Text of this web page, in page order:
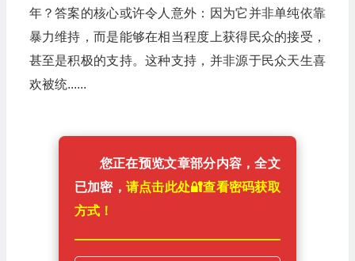
年？答案的核心或许令人意外：因为它并非单纯依靠
暴力维持，而是能够在相当程度上获得民众的接受，
甚至是积极的支持。这种支持，并非源于民众天生喜
欢被统......
您正在预览文章部分内容，全文
已加密， 请点击此处🔐️查看密码获取
方式！